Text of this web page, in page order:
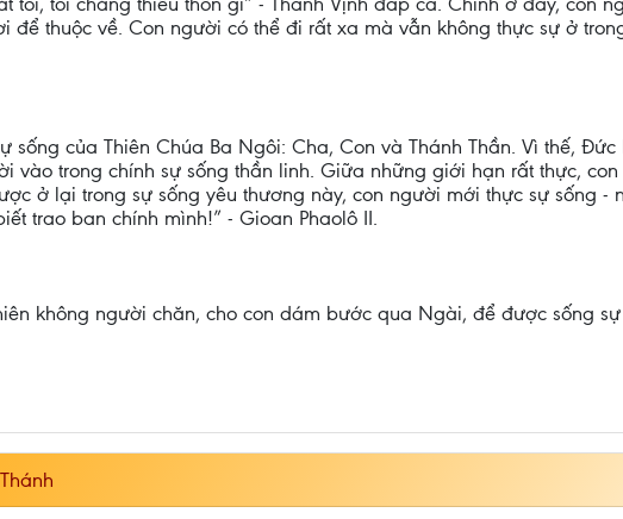
thuộc về. Con người có thể đi rất xa mà vẫn không thực sự ở
sống của Thiên Chúa Ba Ngôi: Cha, Con và Thánh Thần. Vì thế,
trong chính sự sống thần linh. Giữa những giới hạn rất thực,
ở lại trong sự sống yêu thương này, con người mới thực sự sống -
trao ban chính mình!” - Gioan Phaolô II.
không người chăn, cho con dám bước qua Ngài, để được sống